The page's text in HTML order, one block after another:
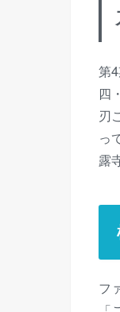
第
四
刃
っ
露
フ